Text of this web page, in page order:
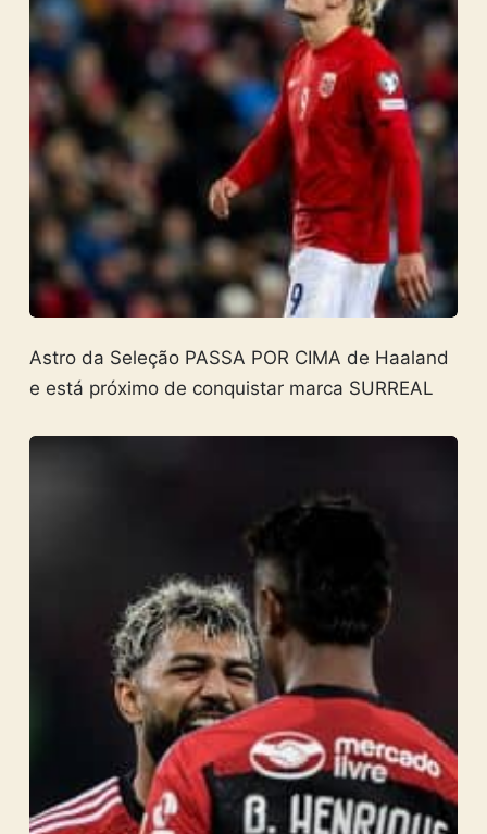
Astro da Seleção PASSA POR CIMA de Haaland
e está próximo de conquistar marca SURREAL